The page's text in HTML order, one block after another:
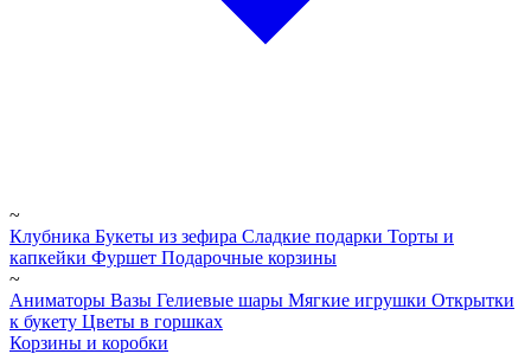
~
Клубника Букеты из зефира Сладкие подарки Торты и
капкейки Фуршет Подарочные корзины
~
Аниматоры Вазы Гелиевые шары Мягкие игрушки Открытки
к букету Цветы в горшках
Корзины и коробки